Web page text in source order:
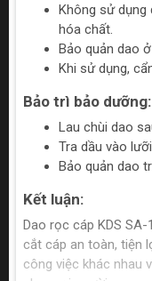
Không sử
hóa chất.
Bảo quản dao
Khi sử dụng,
Bảo trì bảo dưỡng:
Lau chùi dao
Tra dầu vào
Bảo quản dao
Kết luận:
Dao rọc cáp KDS
cắt cáp an toàn, tiện
công việc khác nhau